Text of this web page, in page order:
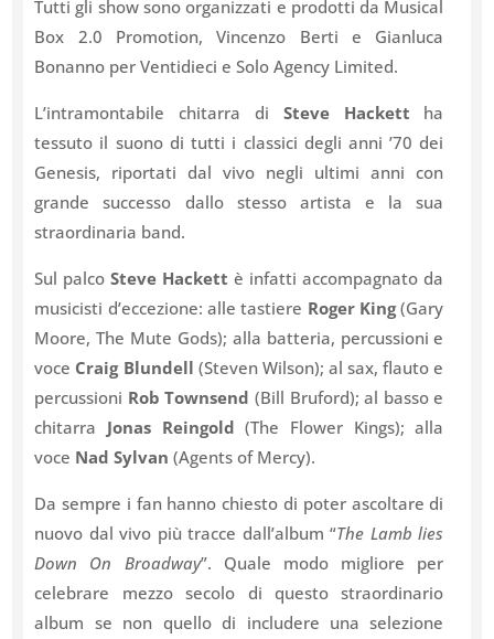
Tutti gli show sono organizzati e prodotti da Musical
Box 2.0 Promotion, Vincenzo Berti e Gianluca
Bonanno per Ventidieci e Solo Agency Limited.
L’intramontabile chitarra di Steve Hackett ha
tessuto il suono di tutti i classici degli anni ’70 dei
Genesis, riportati dal vivo negli ultimi anni con
grande successo dallo stesso artista e la sua
straordinaria band.
Sul palcoSteve Hackett è infatti accompagnato da
musicisti d’eccezione: alle tastiere Roger King(Gary
Moore, The Mute Gods); alla batteria, percussioni e
voce Craig Blundell (Steven Wilson); al sax, flauto e
percussioni Rob Townsend (Bill Bruford); al basso e
chitarra Jonas Reingold (The Flower Kings); alla
voce Nad Sylvan (Agents of Mercy).
Da sempre i fan hanno chiesto di poter ascoltare di
nuovo dal vivo più tracce dall’album “The Lamb lies
Down On Broadway”. Quale modo migliore per
celebrare mezzo secolo di questo straordinario
album se non quello di includere una selezione